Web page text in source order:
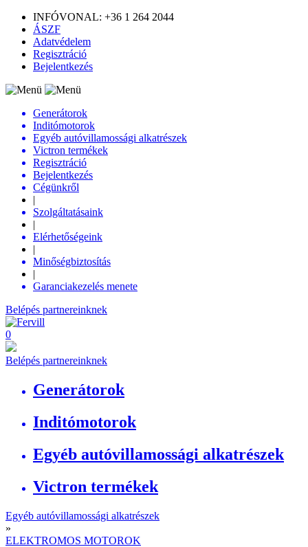
INFÓVONAL: +36 1 264 2044
ÁSZF
Adatvédelem
Regisztráció
Bejelentkezés
Generátorok
Inditómotorok
Egyéb autóvillamossági alkatrészek
Victron termékek
Regisztráció
Bejelentkezés
Cégünkről
|
Szolgáltatásaink
|
Elérhetőségeink
|
Minőségbiztosítás
|
Garanciakezelés menete
Belépés partnereinknek
0
Belépés partnereinknek
Generátorok
Inditómotorok
Egyéb autóvillamossági alkatrészek
Victron termékek
Egyéb autóvillamossági alkatrészek
»
ELEKTROMOS MOTOROK